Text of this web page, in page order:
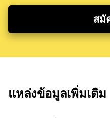
สมั
แหล่งข้อมูลเพิ่มเติม